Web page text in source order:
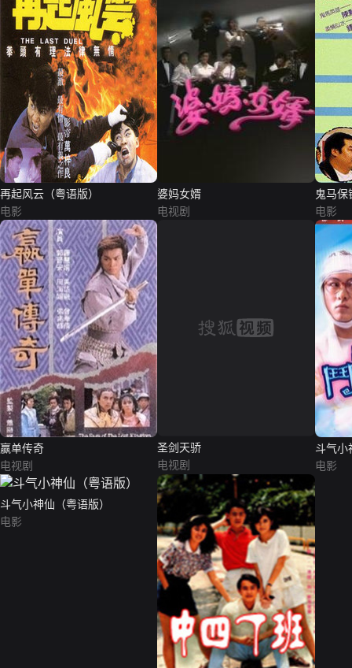
再起风云（粤语版）
电影
婆妈女婿
电视剧
鬼马保
电影
赢单传奇
电视剧
圣剑天骄
电视剧
斗气小
电影
斗气小神仙（粤语版）
电影